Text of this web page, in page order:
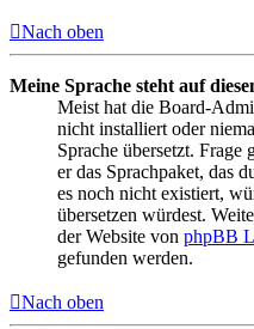
Nach oben
Meine Sprache steht auf
Meist hat die Board-
nicht installiert oder
Sprache übersetzt.
er das Sprachpaket, das
es noch nicht existiert,
übersetzen würdest.
der Website von phpBB
gefunden werden.
Nach oben